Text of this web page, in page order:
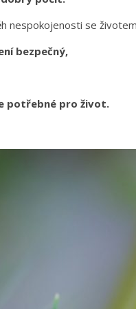
nespokojenosti se
bezpečný,
potřebné pro život.